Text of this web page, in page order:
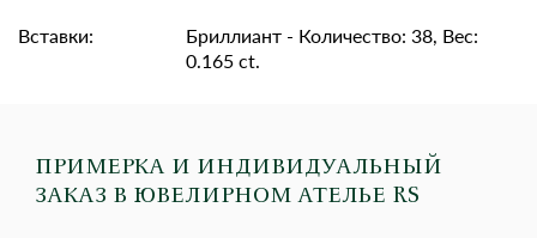
Вставки:
Бриллиант - Количество: 38, Вес:
0.165 ct.
ПРИМЕРКА И ИНДИВИДУАЛЬНЫЙ
ЗАКАЗ В ЮВЕЛИРНОМ АТЕЛЬЕ RS